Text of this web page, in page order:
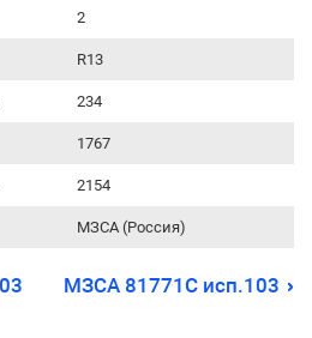
2
R13
234
1767
2154
МЗСА (Россия)
МЗСА 81771C исп.103